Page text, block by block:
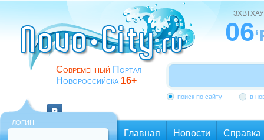
Современный Портал
Новороссийска 16+
ЗХВТХАУ
06
поиск по сайту в
ЛОГИН
Главная Новости Справка